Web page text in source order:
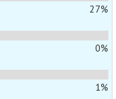
27%
0%
1%